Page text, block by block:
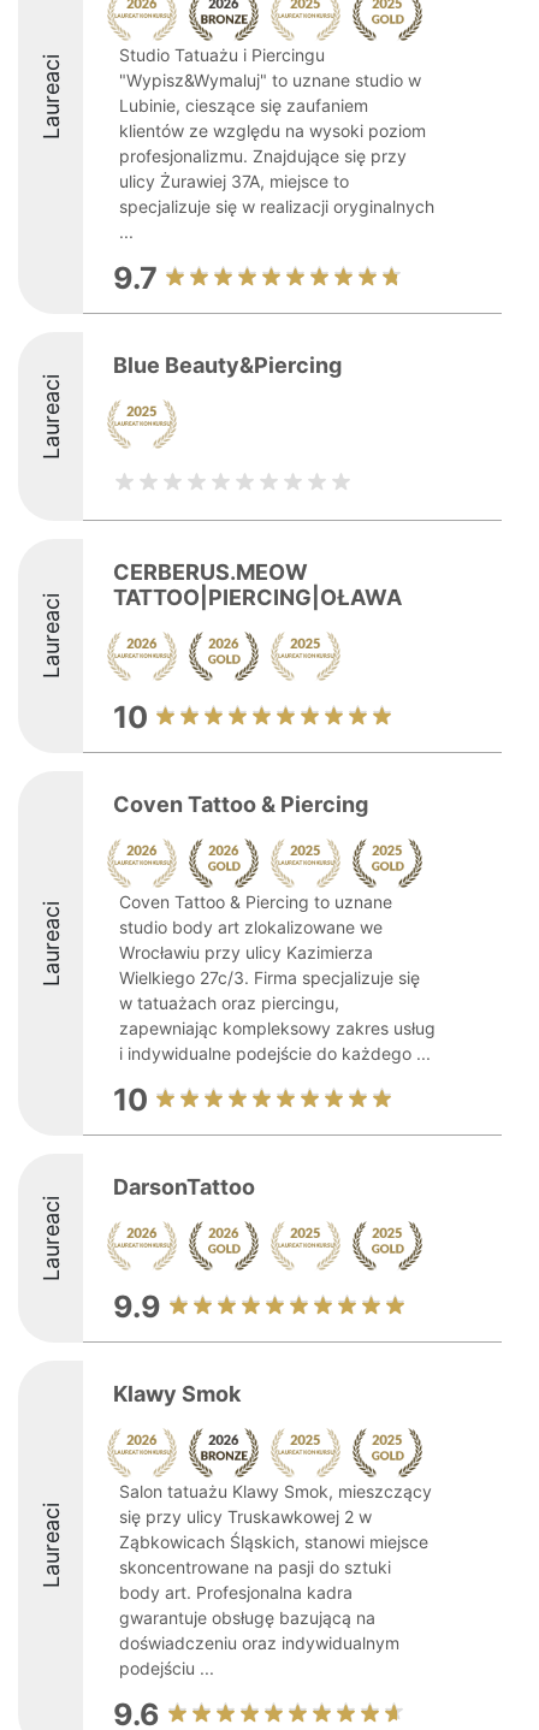
Laureaci
Studio Tatuażu i Piercingu
"Wypisz&Wymaluj" to uznane studio w
Lubinie, cieszące się zaufaniem
klientów ze względu na wysoki poziom
profesjonalizmu. Znajdujące się przy
ulicy Żurawiej 37A, miejsce to
specjalizuje się w realizacji oryginalnych
...
9.7
Laureaci
Blue Beauty&Piercing
Laureaci
CERBERUS.MEOW
TATTOO|PIERCING|OŁAWA
10
Laureaci
Coven Tattoo & Piercing
Coven Tattoo & Piercing to uznane
studio body art zlokalizowane we
Wrocławiu przy ulicy Kazimierza
Wielkiego 27c/3. Firma specjalizuje się
w tatuażach oraz piercingu,
zapewniając kompleksowy zakres usług
i indywidualne podejście do każdego ...
10
Laureaci
DarsonTattoo
9.9
Laureaci
Klawy Smok
Salon tatuażu Klawy Smok, mieszczący
się przy ulicy Truskawkowej 2 w
Ząbkowicach Śląskich, stanowi miejsce
skoncentrowane na pasji do sztuki
body art. Profesjonalna kadra
gwarantuje obsługę bazującą na
doświadczeniu oraz indywidualnym
podejściu ...
9.6